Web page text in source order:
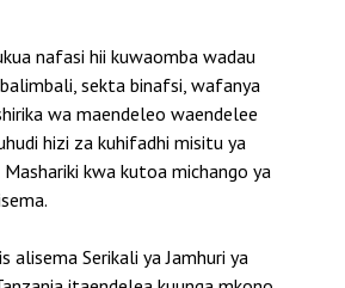
nafasi hii kuwaomba wadau
sekta binafsi, wafanya
wa maendeleo waendelee
hizi za kuhifadhi misitu ya
kwa kutoa michango ya
alisema Serikali ya Jamhuri ya